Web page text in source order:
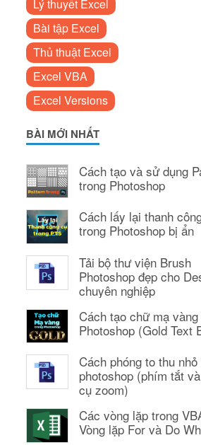
Lý thuyết Excel
Bài tập Excel
Thủ thuật Excel
Excel VBA
Excel Versions
BÀI MỚI NHẤT
Cách tạo và sử dụng
trong Photoshop
Cách lấy lại thanh
trong Photoshop bị ẩn
Tải bộ thư viện Brush
Photoshop đẹp cho
chuyên nghiệp
Cách tạo chữ mạ
Photoshop (Gold Text
Cách phóng to thu
photoshop (phím tắt
cụ zoom)
Các vòng lặp trong
Vòng lặp For và Do